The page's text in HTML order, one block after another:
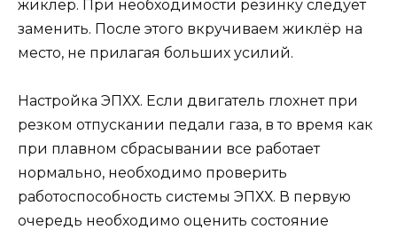
жиклёр. При необходимости резинку следует
заменить. После этого вкручиваем жиклёр на
место, не прилагая больших усилий.
Настройка ЭПХХ. Если двигатель глохнет при
резком отпускании педали газа, в то время как
при плавном сбрасывании все работает
нормально, необходимо проверить
работоспособность системы ЭПХХ. В первую
очередь необходимо оценить состояние